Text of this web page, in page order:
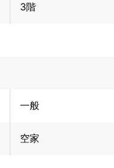
3階
一般
空家